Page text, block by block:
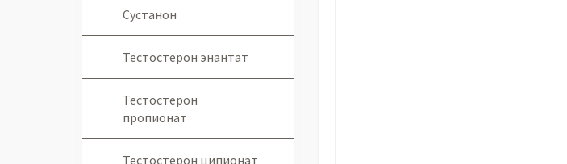
Сустанон
Тестостерон энантат
Тестостерон
пропионат
Тестостерон ципионат